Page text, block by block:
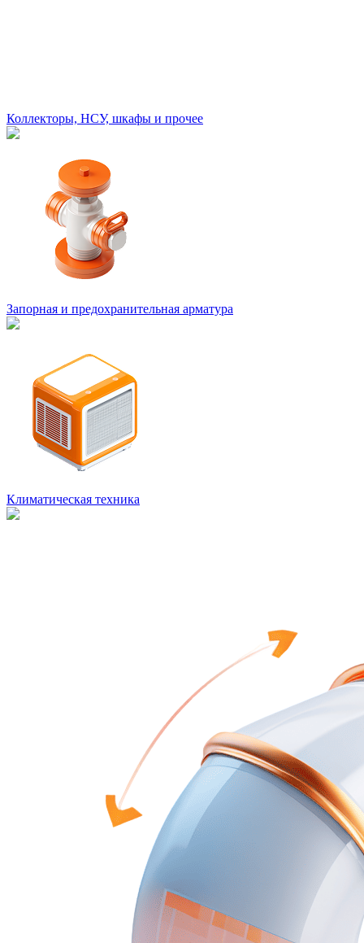
Коллекторы, НСУ, шкафы и прочее
Запорная и предохранительная арматура
Климатическая техника